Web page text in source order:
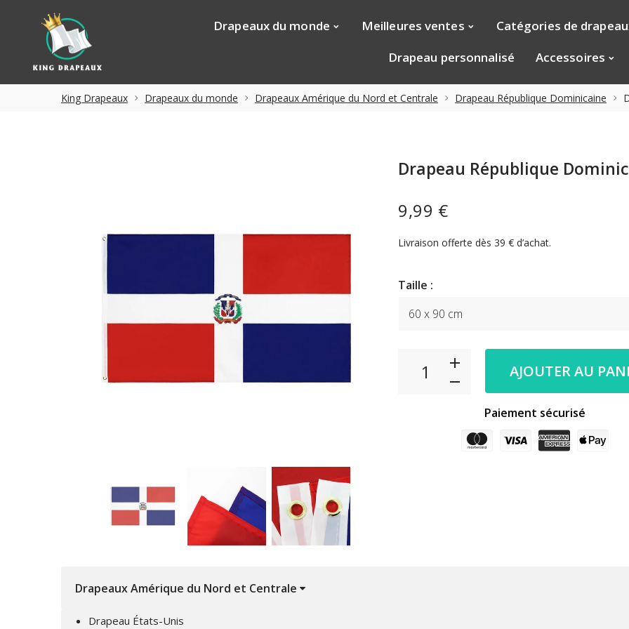
Drapeaux du monde Meilleures ventes
Catégories de
Drapeau personnalisé
Accessoires
King Drapeaux Drapeaux du monde Drapeaux Amérique du Nord et Centrale Drapeau République Dominicaine
9,99 €
Drapeau République
Livraison offerte dès 39 € d’achat.
Taille :
AJOUTER AU
Paiement sécurisé
Drapeaux Amérique du Nord et Centrale
Drapeau États-Unis